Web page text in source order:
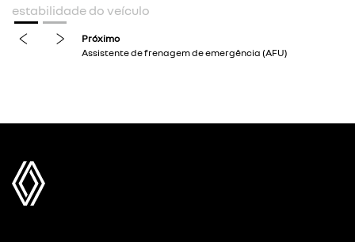
estabilidade do veículo
previous nextPróximo
Assistente de frenagem de emergência (AFU)